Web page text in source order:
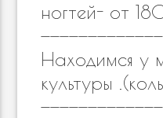
ногтей- от
Находимся у
культуры